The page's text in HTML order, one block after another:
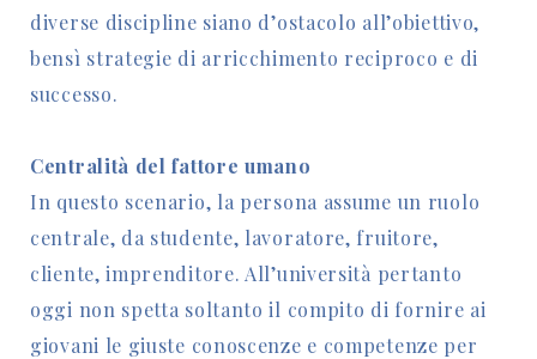
diverse discipline siano d’ostacolo all’obiettivo,
bensì strategie di arricchimento reciproco e di
successo.
Centralità del fattore umano
In questo scenario, la persona assume un ruolo
centrale, da studente, lavoratore, fruitore,
cliente, imprenditore. All’università pertanto
oggi non spetta soltanto il compito di fornire ai
giovani le giuste conoscenze e competenze per